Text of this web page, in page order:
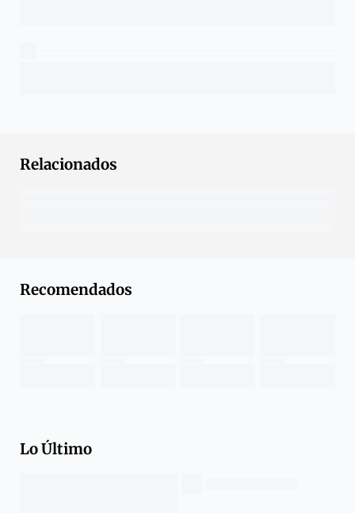
Relacionados
Recomendados
Lo Último